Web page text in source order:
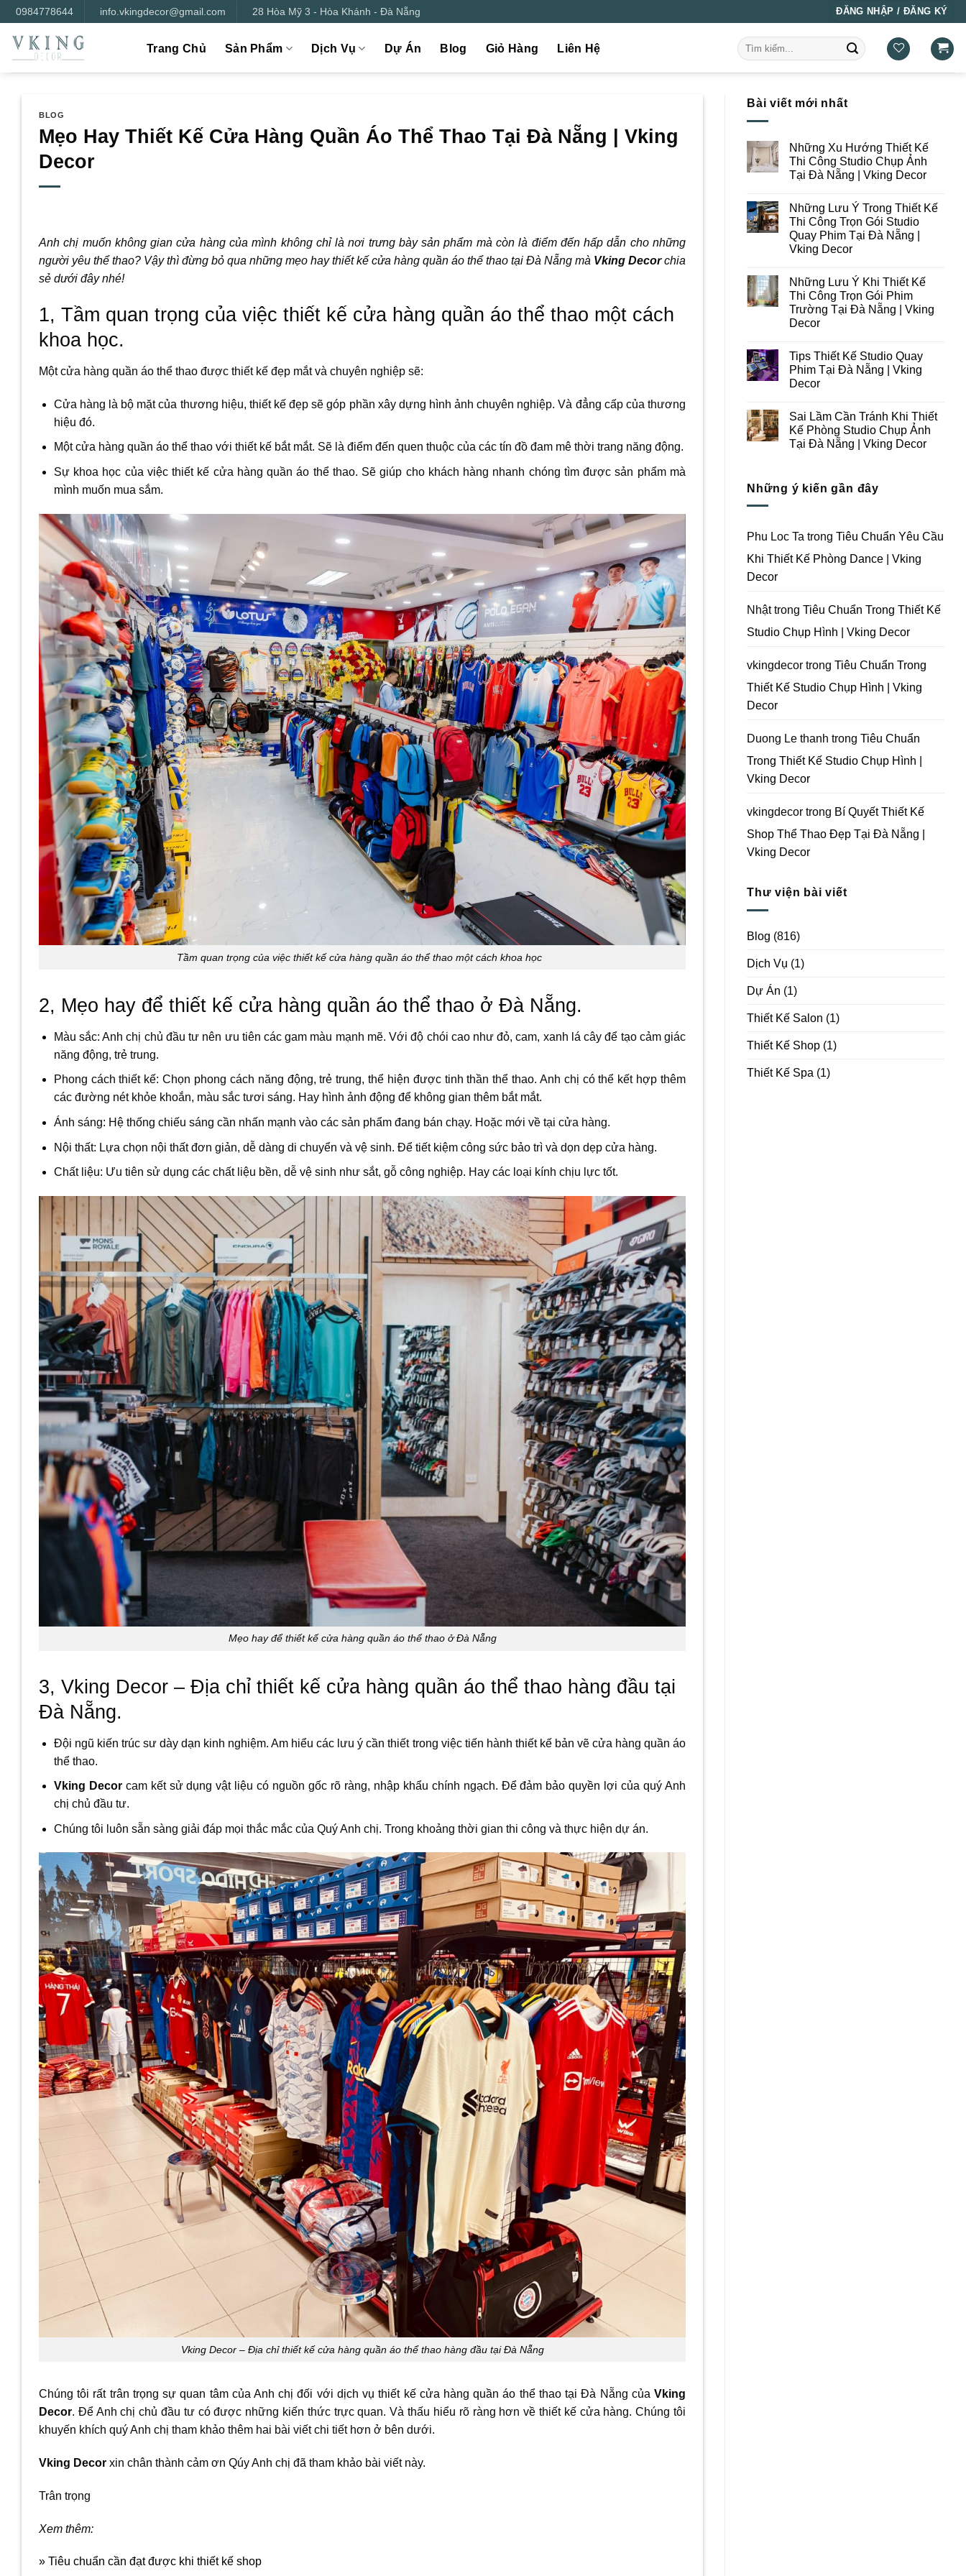
qua
nội
dung
0984778644 info.vkingdecor@gmail.com 28 Hòa Mỹ 3 - Hòa Khánh - Đà Nẵng ĐĂNG NHẬP / ĐĂNG KÝ
Trang Chủ Sản Phẩm Dịch Vụ Dự Án Blog Giỏ Hàng Liên Hệ
Tìm
kiếm:
BLOG
Mẹo Hay Thiết Kế Cửa Hàng Quần Áo Thể Thao Tại Đà Nẵng | Vking
Decor
Anh chị muốn không gian cửa hàng của mình không chỉ là nơi trưng bày sản phẩm mà còn là điểm đến hấp dẫn cho những
người yêu thể thao? Vậy thì đừng bỏ qua những mẹo hay thiết kế cửa hàng quần áo thể thao tại Đà Nẵng mà Vking Decorchia
sẻ dưới đây nhé!
1, Tầm quan trọng của việc thiết kế cửa hàng quần áo thể thao một cách
khoa học.
Một cửa hàng quần áo thể thao được thiết kế đẹp mắt và chuyên nghiệp sẽ:
Cửa hàng là bộ mặt của thương hiệu, thiết kế đẹp sẽ góp phần xây dựng hình ảnh chuyên nghiệp. Và đẳng cấp của thương
hiệu đó.
Một cửa hàng quần áo thể thao với thiết kế bắt mắt. Sẽ là điểm đến quen thuộc của các tín đồ đam mê thời trang năng động.
Sự khoa học của việc thiết kế cửa hàng quần áo thể thao. Sẽ giúp cho khách hàng nhanh chóng tìm được sản phẩm mà
mình muốn mua sắm.
Tầm quan trọng của việc thiết kế cửa hàng quần áo thể thao một cách khoa học
2, Mẹo hay để thiết kế cửa hàng quần áo thể thao ở Đà Nẵng.
Màu sắc: Anh chị chủ đầu tư nên ưu tiên các gam màu mạnh mẽ. Với độ chói cao như đỏ, cam, xanh lá cây để tạo cảm giác
năng động, trẻ trung.
Phong cách thiết kế: Chọn phong cách năng động, trẻ trung, thể hiện được tinh thần thể thao. Anh chị có thể kết hợp thêm
các đường nét khỏe khoắn, màu sắc tươi sáng. Hay hình ảnh động để không gian thêm bắt mắt.
Ánh sáng: Hệ thống chiếu sáng cần nhấn mạnh vào các sản phẩm đang bán chạy. Hoặc mới về tại cửa hàng.
Nội thất: Lựa chọn nội thất đơn giản, dễ dàng di chuyển và vệ sinh. Để tiết kiệm công sức bảo trì và dọn dẹp cửa hàng.
Chất liệu: Ưu tiên sử dụng các chất liệu bền, dễ vệ sinh như sắt, gỗ công nghiệp. Hay các loại kính chịu lực tốt.
Mẹo hay để thiết kế cửa hàng quần áo thể thao ở Đà Nẵng
3, Vking Decor – Địa chỉ thiết kế cửa hàng quần áo thể thao hàng đầu tại
Đà Nẵng.
Đội ngũ kiến trúc sư dày dạn kinh nghiệm. Am hiểu các lưu ý cần thiết trong việc tiến hành thiết kế bản vẽ cửa hàng quần áo
thể thao.
Vking Decor cam kết sử dụng vật liệu có nguồn gốc rõ ràng, nhập khẩu chính ngạch. Để đảm bảo quyền lợi của quý Anh
chị chủ đầu tư.
Chúng tôi luôn sẵn sàng giải đáp mọi thắc mắc của Quý Anh chị. Trong khoảng thời gian thi công và thực hiện dự án.
Vking Decor – Địa chỉ thiết kế cửa hàng quần áo thể thao hàng đầu tại Đà Nẵng
Chúng tôi rất trân trọng sự quan tâm của Anh chị đối với dịch vụ thiết kế cửa hàng quần áo thể thao tại Đà Nẵng của Vking
Decor. Để Anh chị chủ đầu tư có được những kiến thức trực quan. Và thấu hiểu rõ ràng hơn về thiết kế cửa hàng. Chúng tôi
khuyến khích quý Anh chị tham khảo thêm hai bài viết chi tiết hơn ở bên dưới.
Vking Decor xin chân thành cảm ơn Qúy Anh chị đã tham khảo bài viết này.
Trân trọng
Xem thêm:
» Tiêu chuẩn cần đạt được khi thiết kế shop
Bài viết mới nhất
Những Xu Hướng Thiết Kế
Thi Công Studio Chụp Ảnh
Tại Đà Nẵng | Vking Decor
bình
luận
ở
Những
Xu
Hướng
Thi
Công
Studio
Chụp
Ảnh
Tại
Vking
Decor
Những Lưu Ý Trong Thiết Kế
Thi Công Trọn Gói Studio
Quay Phim Tại Đà Nẵng |
Vking Decor
bình
luận
ở
Những
Lưu
Ý
Kế
Thi
Công
Trọn
Quay
Phim
Tại
Đà
Nẵng
Những Lưu Ý Khi Thiết Kế
Thi Công Trọn Gói Phim
Trường Tại Đà Nẵng | Vking
Decor
bình
luận
ở
Những
Khi
Thiết
Kế
Thi
Công
Trường
Tại
Vking
Decor
Tips Thiết Kế Studio Quay
Phim Tại Đà Nẵng | Vking
Decor
bình
luận
ở
Tips
Quay
Phim
Vking
Sai Lầm Cần Tránh Khi Thiết
Kế Phòng Studio Chụp Ảnh
Tại Đà Nẵng | Vking Decor
luận
ở
Tránh
Khi
Kế
Tại
Đà
Nẵng
|
Những ý kiến gần đây
Phu Loc Ta trong Tiêu Chuẩn Yêu Cầu
Khi Thiết Kế Phòng Dance | Vking
Decor
Nhậttrong Tiêu Chuẩn Trong Thiết Kế
Studio Chụp Hình | Vking Decor
vkingdecor trong Tiêu Chuẩn Trong
Thiết Kế Studio Chụp Hình | Vking
Decor
Duong Le thanh trong Tiêu Chuẩn
Trong Thiết Kế Studio Chụp Hình |
Vking Decor
vkingdecor trong Bí Quyết Thiết Kế
Shop Thể Thao Đẹp Tại Đà Nẵng |
Vking Decor
Thư viện bài viết
Blog (816)
Dịch Vụ (1)
Dự Án (1)
Thiết Kế Salon (1)
Thiết Kế Shop (1)
Thiết Kế Spa (1)